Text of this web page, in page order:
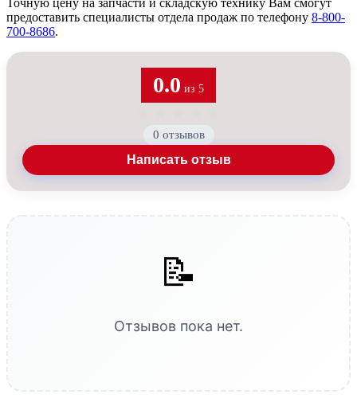
предоставить специалисты отдела продаж по телефону 8-800-
700-8686.
0.0 из 5
0 отзывов
Написать отзыв
📝
Отзывов пока нет.